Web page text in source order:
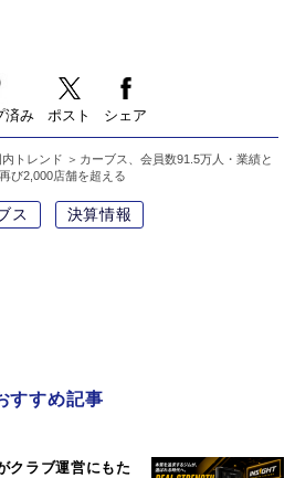
済み ポスト シェア
内トレンド
カーブス、会員数91.5万人・業績と
び2,000店舗を超える
ス 決算情報
すすめ記事
クラブ運営にもた